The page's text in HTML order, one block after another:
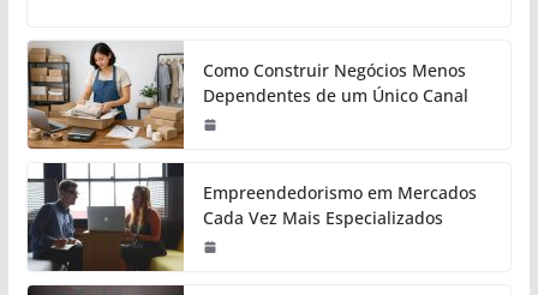
Como Construir Negócios Menos
Dependentes de um Único Canal
Empreendedorismo em Mercados
Cada Vez Mais Especializados